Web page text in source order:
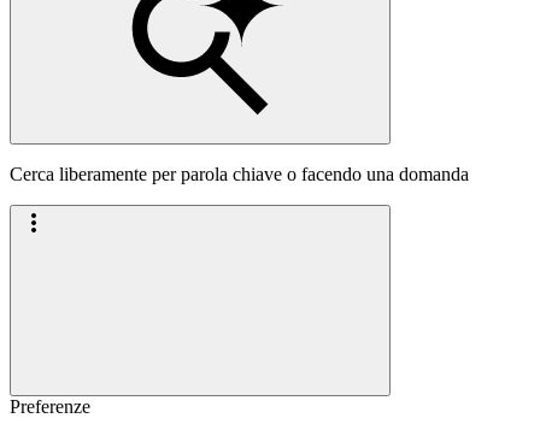
Cerca liberamente per parola chiave o facendo una domanda
Preferenze